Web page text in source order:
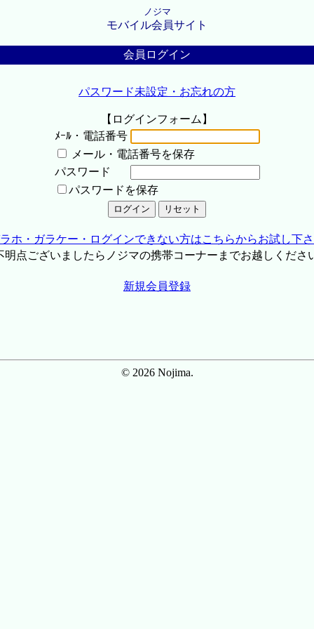
ノジマ
モバイル会員サイト
会員ログイン
パスワード未設定・お忘れの方
【ログインフォーム】
ﾒｰﾙ・電話番号
メール・電話番号を保存
パスワード
パスワードを保存
ホ・ガラケー・ログインできない方はこちらからお試し下
点ございましたらノジマの携帯コーナーまでお越しくださ
新規会員登録
© 2026 Nojima.